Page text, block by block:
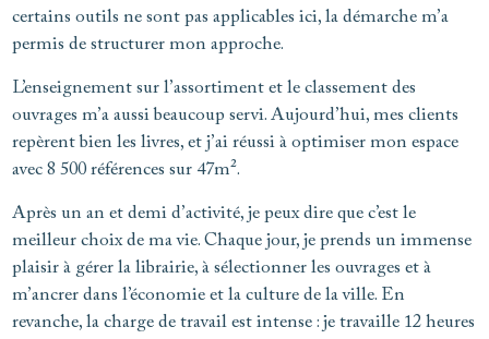
certains outils ne sont pas applicables ici, la démarche m’a
permis de structurer mon approche.
L’enseignement sur l’assortiment et le classement des
ouvrages m’a aussi beaucoup servi. Aujourd’hui, mes clients
repèrent bien les livres, et j’ai réussi à optimiser mon espace
avec 8 500 références sur 47m².
Après un an et demi d’activité, je peux dire que c’est le
meilleur choix de ma vie. Chaque jour, je prends un immense
plaisir à gérer la librairie, à sélectionner les ouvrages et à
m’ancrer dans l’économie et la culture de la ville. En
revanche, la charge de travail est intense : je travaille 12 heures